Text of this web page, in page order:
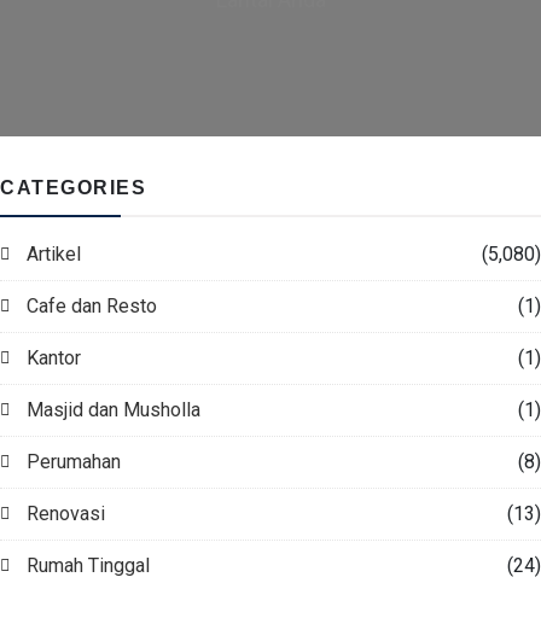
CATEGORIES
Artikel (5,080)
Cafe dan Resto (1)
Kantor (1)
Masjid dan Musholla (1)
Perumahan (8)
Renovasi (13)
Rumah Tinggal (24)